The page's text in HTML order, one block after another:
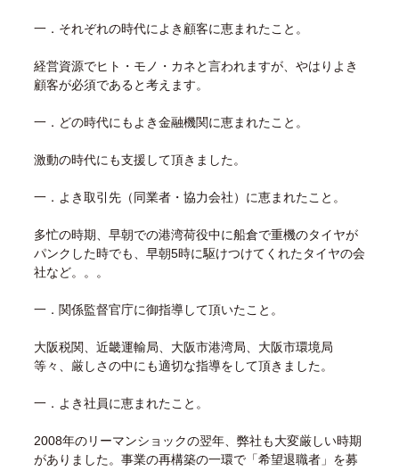
一．それぞれの時代によき顧客に恵まれたこと。
経営資源でヒト・モノ・カネと言われますが、やはりよき
顧客が必須であると考えます。
一．どの時代にもよき金融機関に恵まれたこと。
激動の時代にも支援して頂きました。
一．よき取引先（同業者・協力会社）に恵まれたこと。
多忙の時期、早朝での港湾荷役中に船倉で重機のタイヤが
パンクした時でも、早朝5時に駆けつけてくれたタイヤの会
社など。。。
一．関係監督官庁に御指導して頂いたこと。
大阪税関、近畿運輸局、大阪市港湾局、大阪市環境局
等々、厳しさの中にも適切な指導をして頂きました。
一．よき社員に恵まれたこと。
2008年のリーマンショックの翌年、弊社も大変厳しい時期
がありました。事業の再構築の一環で「希望退職者」を募